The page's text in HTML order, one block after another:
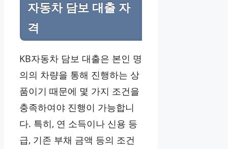
자동차 담보 대출 자
격
KB자동차 담보 대출은 본인 명
의의 차량을 통해 진행하는 상
품이기 때문에 몇 가지 조건을
충족하여야 진행이 가능합니
다. 특히, 연 소득이나 신용 등
급, 기존 부채 금액 등의 조건